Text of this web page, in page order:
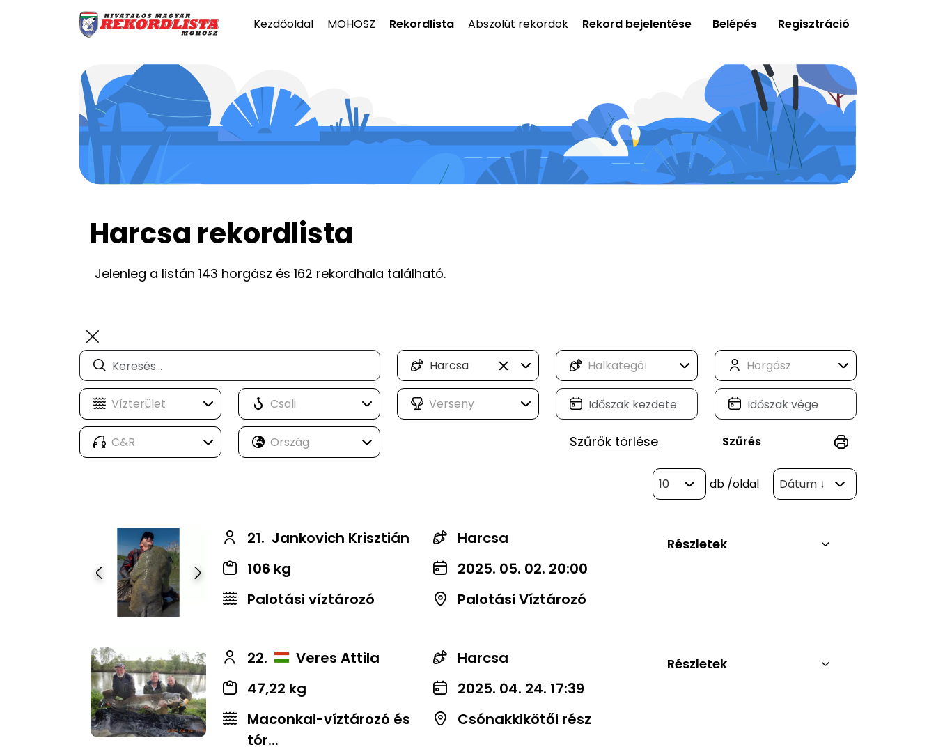
Kezdőoldal MOHOSZ Rekordlista Abszolút rekordok Rekord bejelentése Belépés Regisztráció
Harcsa rekordlista
Jelenleg a listán 143 horgász és 162 rekordhala található.
Harcsa
Szűrők törlése Szűrés
10 db /oldal Dátum ↓
Előző Következő
21. Jankovich Krisztián
Harcsa
106 kg
2025. 05. 02. 20:00
Palotási víztározó
Palotási Víztározó
Részletek
22. Veres Attila
Harcsa
47,22 kg
2025. 04. 24. 17:39
Maconkai-víztározó és
tór...
Csónakkikötői rész
Részletek